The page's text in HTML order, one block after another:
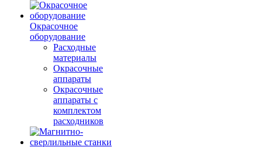
Окрасочное
оборудование
Расходные
материалы
Окрасочные
аппараты
Окрасочные
аппараты с
комплектом
расходников